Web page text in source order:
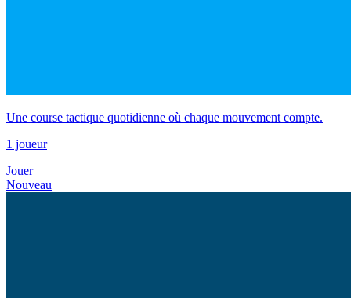
Une course tactique quotidienne où chaque mouvement compte.
1 joueur
Jouer
Nouveau